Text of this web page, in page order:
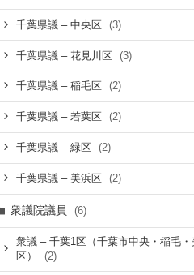
千葉県議 – 中央区 (3)
千葉県議 – 花見川区 (3)
千葉県議 – 稲毛区 (2)
千葉県議 – 若葉区 (2)
千葉県議 – 緑区 (2)
千葉県議 – 美浜区 (2)
衆議院議員 (6)
衆議 – 千葉1区（千葉市中央・稲毛・
区）
(2)